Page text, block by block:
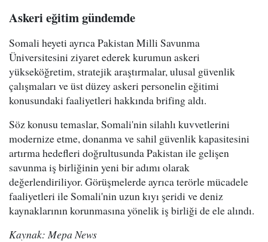
Askeri eğitim gündemde
Somali heyeti ayrıca Pakistan Milli Savunma
Üniversitesini ziyaret ederek kurumun askeri
yükseköğretim, stratejik araştırmalar, ulusal güvenlik
çalışmaları ve üst düzey askeri personelin eğitimi
konusundaki faaliyetleri hakkında brifing aldı.
Söz konusu temaslar, Somali'nin silahlı kuvvetlerini
modernize etme, donanma ve sahil güvenlik kapasitesini
artırma hedefleri doğrultusunda Pakistan ile gelişen
savunma iş birliğinin yeni bir adımı olarak
değerlendiriliyor. Görüşmelerde ayrıca terörle mücadele
faaliyetleri ile Somali'nin uzun kıyı şeridi ve deniz
kaynaklarının korunmasına yönelik iş birliği de ele alındı.
Kaynak: Mepa News